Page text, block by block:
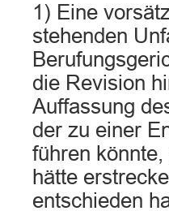
1) Eine
stehenden
die Revision
Auffassung
der zu einer
führen
hätte
entschieden